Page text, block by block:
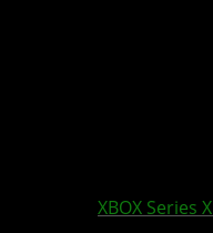
XBOX Series X